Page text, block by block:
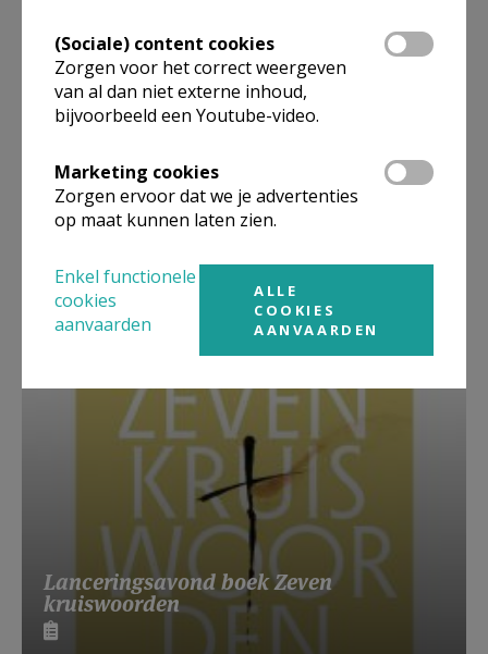
Lanceringsavond boek Zeven
kruiswoorden
(Sociale) content cookies
Zorgen voor het correct weergeven
van al dan niet externe inhoud,
bijvoorbeeld een Youtube-video.
Marketing cookies
Zorgen ervoor dat we je advertenties
op maat kunnen laten zien.
Enkel functionele
cookies
aanvaarden
ALLE
COOKIES
AANVAARDEN